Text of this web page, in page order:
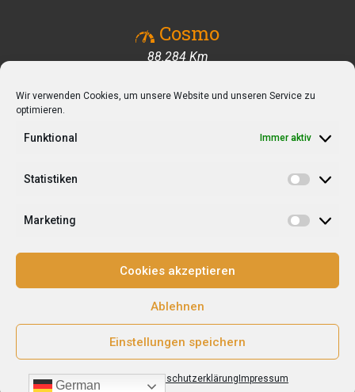
Wir verwenden Cookies, um unsere Website und unseren Service zu
optimieren.
Funktional Immer aktiv
Statistiken
Marketing
Cookies akzeptieren
Ablehnen
Einstellungen speichern
Datenschutzerklärung Impressum
Cosmo
88.370 Km
Datenschutzerklärung
The8hundreds 2020-
German